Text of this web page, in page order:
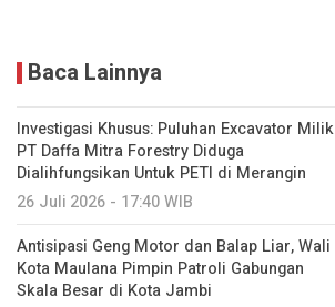
Baca Lainnya
Investigasi Khusus: Puluhan Excavator Milik
PT Daffa Mitra Forestry Diduga
Dialihfungsikan Untuk PETI di Merangin
26 Juli 2026 - 17:40 WIB
Antisipasi Geng Motor dan Balap Liar, Wali
Kota Maulana Pimpin Patroli Gabungan
Skala Besar di Kota Jambi